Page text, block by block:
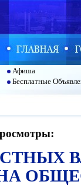
Афиша
Бесплатные